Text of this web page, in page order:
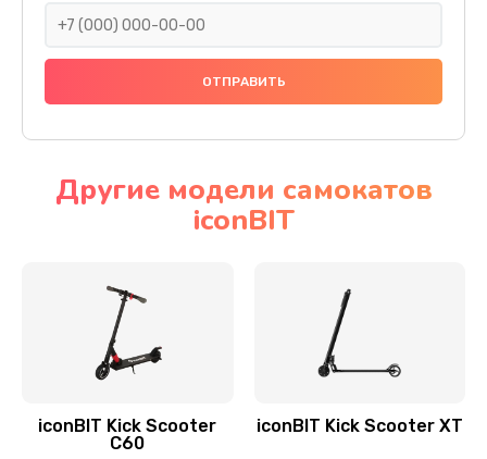
Другие модели самокатов
iconBIT
iconBIT Kick Scooter
C60
iconBIT Kick Scooter XT